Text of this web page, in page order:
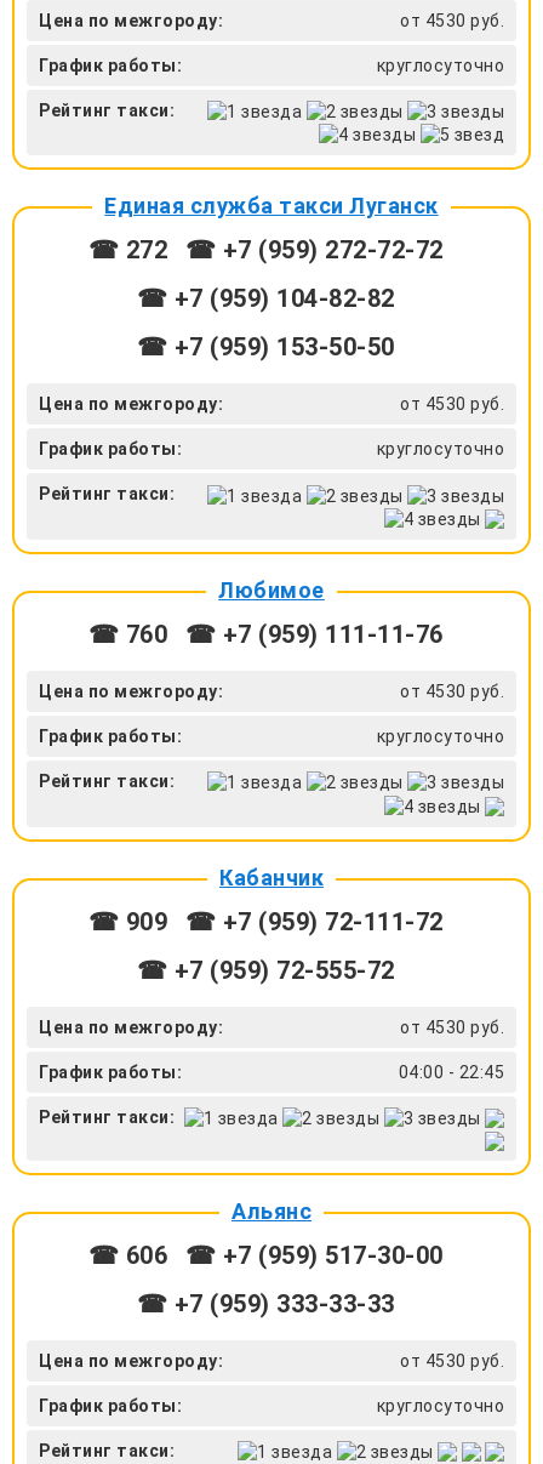
Цена по межгороду: от 4530 руб.
График работы: круглосуточно
Рейтинг такси:
Единая служба такси Луганск
☎ 272
☎ +7 (959) 272-72-72
☎ ‎+7 (959) 104-82-82
☎ +7 (959) 153-50-50
Цена по межгороду: от 4530 руб.
График работы: круглосуточно
Рейтинг такси:
Любимое
☎ 760 ☎ +7 (959) 111-11-76
Цена по межгороду: от 4530 руб.
График работы: круглосуточно
Рейтинг такси:
Кабанчик
☎ 909
☎ +7 (959) 72-111-72
☎ +7 (959) 72-555-72
Цена по межгороду: от 4530 руб.
График работы: 04:00 - 22:45
Рейтинг такси:
Альянс
☎ 606
☎ +7 (959) 517-30-00
☎ +7 (959) 333-33-33
Цена по межгороду: от 4530 руб.
График работы: круглосуточно
Рейтинг такси: